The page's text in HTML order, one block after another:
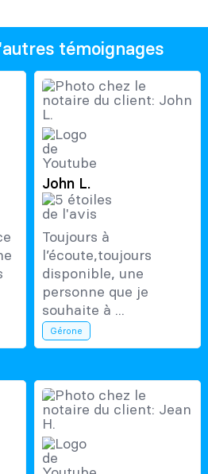
témoignages
John L.
Toujours à
l’écoute,toujours
disponible, une
personne que je
souhaite à ...
Gérone